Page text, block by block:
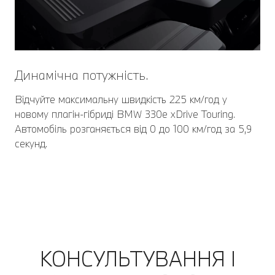
Динамічна потужність.
Відчуйте максимальну швидкість 225 км/год у
новому плагін-гібриді BMW 330e xDrive Touring.
Автомобіль розганяється від 0 до 100 км/год за 5,9
секунд.
КОНСУЛЬТУВАННЯ І